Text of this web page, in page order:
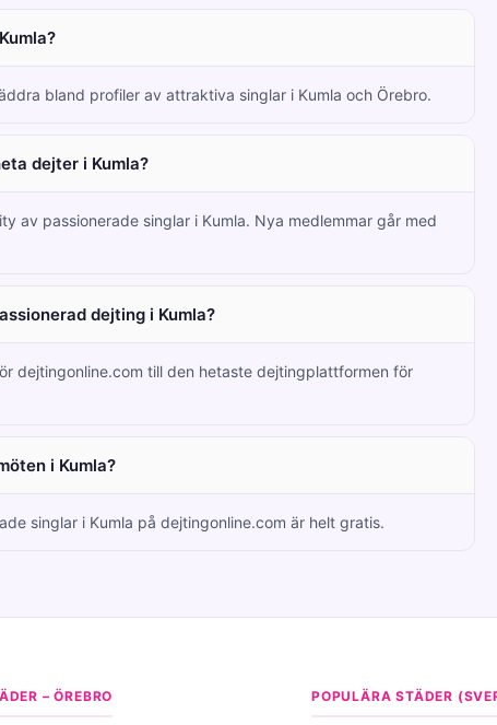
bland profiler av attraktiva singlar i Kumla och Örebro.
dejter i Kumla?
av passionerade singlar i Kumla. Nya medlemmar går med
dejting i Kumla?
dejtingonline.com till den hetaste dejtingplattformen för
i Kumla?
singlar i Kumla på dejtingonline.com är helt gratis.
– ÖREBRO POPULÄRA STÄDER